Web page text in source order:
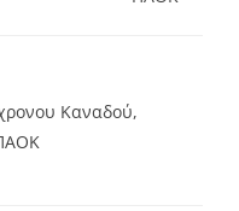
Καναδού,